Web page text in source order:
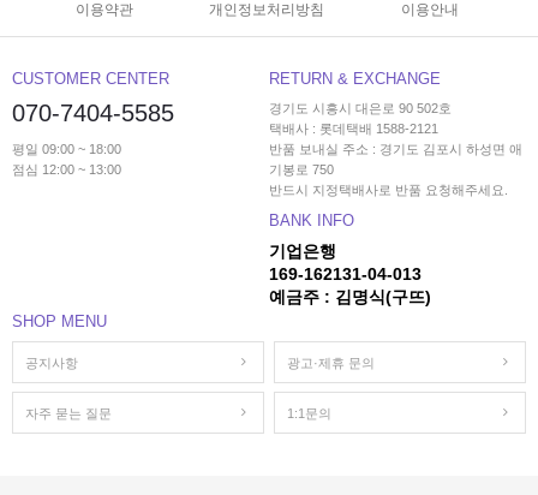
이용약관 개인정보처리방침 이용안내
CUSTOMER CENTER
070-7404-5585
평일 09:00 ~ 18:00
점심 12:00 ~ 13:00
RETURN & EXCHANGE
경기도 시흥시 대은로 90 502호
택배사 : 롯데택배 1588-2121
반품 보내실 주소 : 경기도 김포시 하성면 애
기봉로 750
반드시 지정택배사로 반품 요청해주세요.
BANK INFO
기업은행
169-162131-04-013
예금주 : 김명식(구뜨)
SHOP MENU
공지사항 광고·제휴 문의
자주 묻는 질문 1:1문의